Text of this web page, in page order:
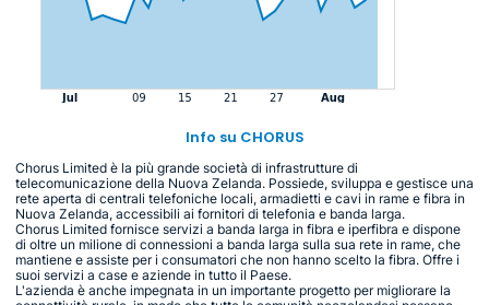
Info su CHORUS
Chorus Limited è la più grande società di infrastrutture di
telecomunicazione della Nuova Zelanda. Possiede, sviluppa e gestisce una
rete aperta di centrali telefoniche locali, armadietti e cavi in rame e fibra in
Nuova Zelanda, accessibili ai fornitori di telefonia e banda larga.
Chorus Limited fornisce servizi a banda larga in fibra e iperfibra e dispone
di oltre un milione di connessioni a banda larga sulla sua rete in rame, che
mantiene e assiste per i consumatori che non hanno scelto la fibra. Offre i
suoi servizi a case e aziende in tutto il Paese.
L'azienda è anche impegnata in un importante progetto per migliorare la